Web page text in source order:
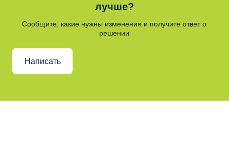
лучше?
Сообщите, какие нужны изменения и получите ответ о
решении
Написать